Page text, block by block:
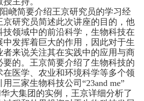
峣简要介绍王京研究员的学习经
京研究员简述此次讲座的目的，他
技领域中的前沿科学，生物科技在
发挥着巨大的作用，因此对于生
者来说关注其在实践中的应用与商
要的。王京简要介绍了生物科技的
在医学、农业和环境科学等多个领
三家生物科技公司“23and me”
华大集团的实例，王京详细分析了